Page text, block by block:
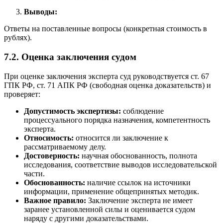
Выводы:
Ответы на поставленные вопросы (конкретная стоимость в
рублях).
7.2. Оценка заключения судом
При оценке заключения эксперта суд руководствуется ст. 67
ГПК РФ, ст. 71 АПК РФ (свободная оценка доказательств) и
проверяет:
Допустимость экспертизы: соблюдение
процессуального порядка назначения, компетентность
эксперта.
Относимость: относится ли заключение к
рассматриваемому делу.
Достоверность: научная обоснованность, полнота
исследования, соответствие выводов исследовательской
части.
Обоснованность: наличие ссылок на источники
информации, применение общепринятых методик.
Важное правило: Заключение эксперта не имеет
заранее установленной силы и оценивается судом
наряду с другими доказательствами.